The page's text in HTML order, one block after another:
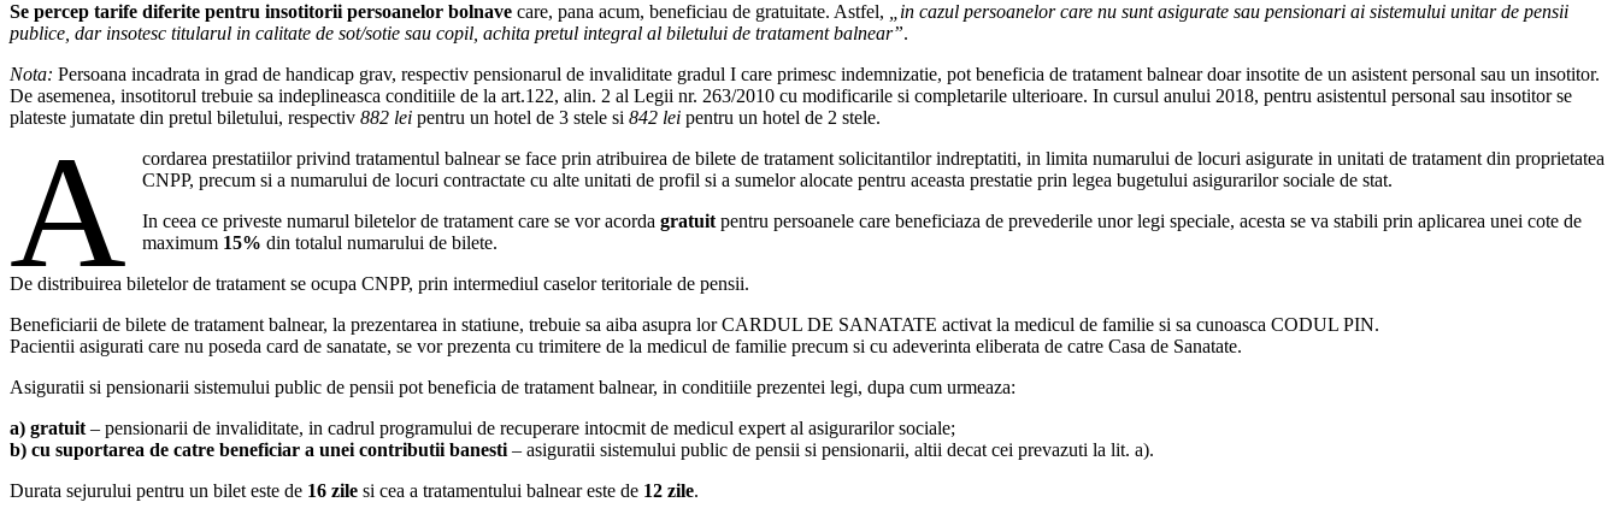
Se percep tarife diferite pentru insotitorii persoanelor bolnave care, pana acum, beneficiau de gratuitate. Astfel, „in cazul persoanelor care nu sunt asigurate sau pensionari ai sistemului unitar de pensii
publice, dar insotesc titularul in calitate de sot/sotie sau copil, achita pretul integral al biletului de tratament balnear”.
Nota: Persoana incadrata in grad de handicap grav, respectiv pensionarul de invaliditate gradul I care primesc indemnizatie, pot beneficia de tratament balnear doar insotite de un asistent personal sau un insotitor.
De asemenea, insotitorul trebuie sa indeplineasca conditiile de la art.122, alin. 2 al Legii nr. 263/2010 cu modificarile si completarile ulterioare. In cursul anului 2018, pentru asistentul personal sau insotitor se
plateste jumatate din pretul biletului, respectiv 882 lei pentru un hotel de 3 stele si 842 lei pentru un hotel de 2 stele.
A
cordarea prestatiilor privind tratamentul balnear se face prin atribuirea de bilete de tratament solicitantilor indreptatiti, in limita numarului de locuri asigurate in unitati de tratament din proprietatea
CNPP, precum si a numarului de locuri contractate cu alte unitati de profil si a sumelor alocate pentru aceasta prestatie prin legea bugetului asigurarilor sociale de stat.
In ceea ce priveste numarul biletelor de tratament care se vor acordagratuitpentru persoanele care beneficiaza de prevederile unor legi speciale, acesta se va stabili prin aplicarea unei cote de
maximum 15% din totalul numarului de bilete.
De distribuirea biletelor de tratament se ocupa CNPP, prin intermediul caselor teritoriale de pensii.
Beneficiarii de bilete de tratament balnear, la prezentarea in statiune, trebuie sa aiba asupra lor CARDUL DE SANATATE activat la medicul de familie si sa cunoasca CODUL PIN.
Pacientii asigurati care nu poseda card de sanatate, se vor prezenta cu trimitere de la medicul de familie precum si cu adeverinta eliberata de catre Casa de Sanatate.
Asiguratii si pensionarii sistemului public de pensii pot beneficia de tratament balnear, in conditiile prezentei legi, dupa cum urmeaza:
a) gratuit– pensionarii de invaliditate, in cadrul programului de recuperare intocmit de medicul expert al asigurarilor sociale;
b) cu suportarea de catre beneficiar a unei contributii banesti– asiguratii sistemului public de pensii si pensionarii, altii decat cei prevazuti la lit. a).
Durata sejurului pentru un bilet este de 16 zile si cea a tratamentului balnear este de 12 zile.